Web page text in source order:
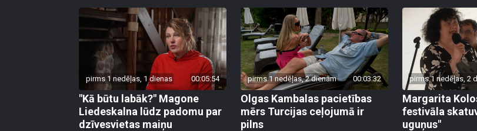
pirms 1 nedēļas, 1 dienas 00:05:54
"Kā būtu labāk?" Magone
Liedeskalna lūdz padomu par
dzīvesvietas maiņu
pirms 1 nedēļas, 2 dienām 00:03:32
Olgas Kambalas pacietības
mērs Turcijas ceļojumā ir
pilns
pirms 1 nedēļas, 2
Margarita
festivāla
uguņus"